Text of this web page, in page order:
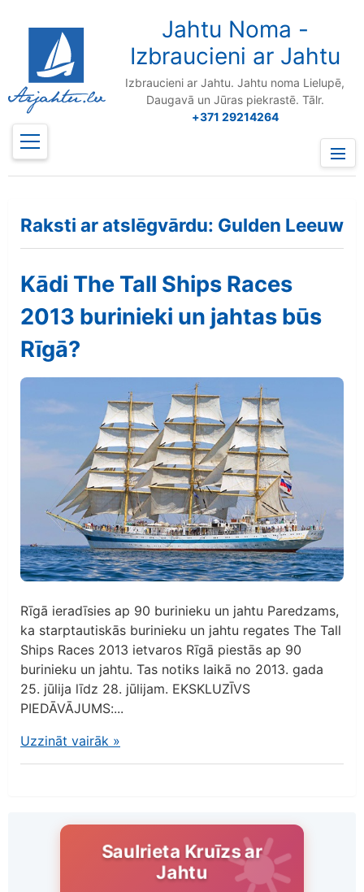
Jahtu Noma -
Izbraucieni ar Jahtu
Izbraucieni ar Jahtu. Jahtu noma Lielupē,
Daugavā un Jūras piekrastē. Tālr.
+371 29214264
Menu
Raksti ar atslēgvārdu: Gulden Leeuw
Kādi The Tall Ships Races
2013 burinieki un jahtas būs
Rīgā?
Rīgā ieradīsies ap 90 burinieku un jahtu Paredzams,
ka starptautiskās burinieku un jahtu regates The Tall
Ships Races 2013 ietvaros Rīgā piestās ap 90
burinieku un jahtu. Tas notiks laikā no 2013. gada
25. jūlija līdz 28. jūlijam. EKSKLUZĪVS
PIEDĀVĀJUMS:...
Uzzināt vairāk »
Saulrieta Kruīzs ar
Jahtu